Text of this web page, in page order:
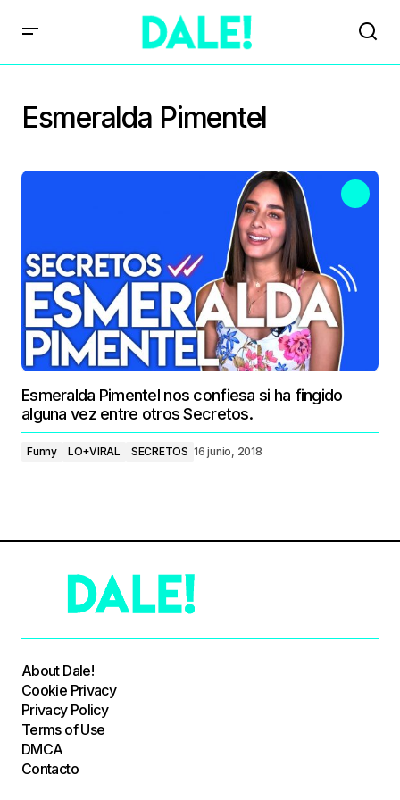
Esmeralda Pimentel
Esmeralda Pimentel nos confiesa si ha fingido
alguna vez entre otros Secretos.
Funny LO+VIRAL SECRETOS 16 junio, 2018
About Dale!
Cookie Privacy
Privacy Policy
Terms of Use
DMCA
Contacto